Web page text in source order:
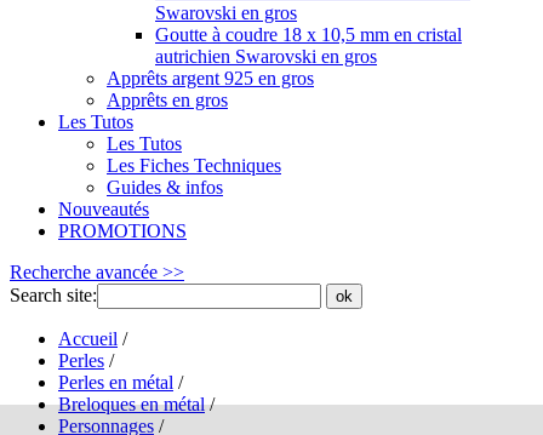
Swarovski en gros
Goutte à coudre 18 x 10,5 mm en cristal
autrichien Swarovski en gros
Apprêts argent 925 en gros
Apprêts en gros
Les Tutos
Les Tutos
Les Fiches Techniques
Guides & infos
Nouveautés
PROMOTIONS
Recherche avancée >>
Search site:
ok
Accueil /
Perles /
Perles en métal /
Breloques en métal /
Personnages /